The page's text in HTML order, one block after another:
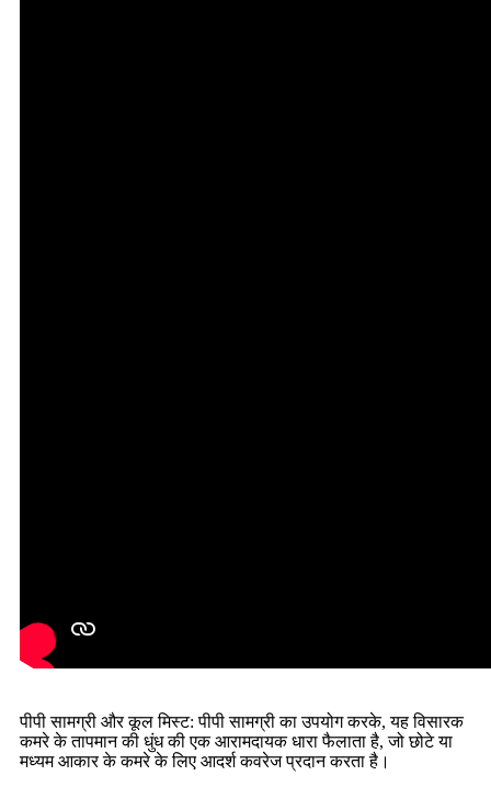
पीपी सामग्री और कूल मिस्ट: पीपी सामग्री का उपयोग करके, यह विसारक
कमरे के तापमान की धुंध की एक आरामदायक धारा फैलाता है, जो छोटे या
मध्यम आकार के कमरे के लिए आदर्श कवरेज प्रदान करता है।